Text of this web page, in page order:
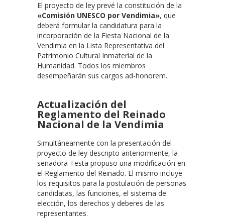
El proyecto de ley prevé la constitución de la
«Comisión UNESCO por Vendimia», que
deberá formular la candidatura para la
incorporación de la Fiesta Nacional de la
Vendimia en la Lista Representativa del
Patrimonio Cultural Inmaterial de la
Humanidad. Todos los miembros
desempeñarán sus cargos ad-honorem.
Actualización del
Reglamento del Reinado
Nacional de la Vendimia
Simultáneamente con la presentación del
proyecto de ley descripto anteriormente, la
senadora Testa propuso una modificación en
el Reglamento del Reinado. El mismo incluye
los requisitos para la postulación de personas
candidatas, las funciones, el sistema de
elección, los derechos y deberes de las
representantes.